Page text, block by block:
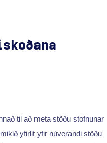
til að meta stöðu stofnunar
yfirlit yfir núverandi stöðu